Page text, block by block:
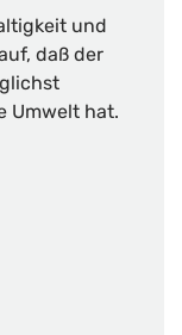
und
daß der
Umwelt hat.